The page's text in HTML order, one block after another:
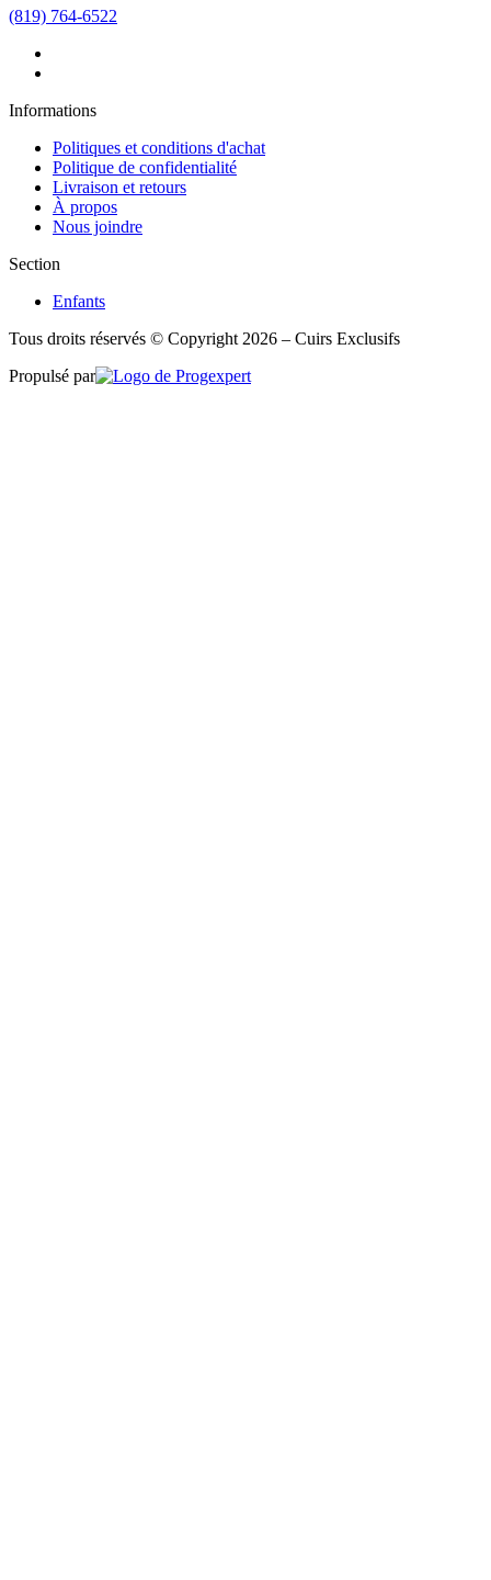
(819) 764-6522
Informations
Politiques et conditions d'achat
Politique de confidentialité
Livraison et retours
À propos
Nous joindre
Section
Enfants
Tous droits réservés © Copyright 2026 – Cuirs Exclusifs
Propulsé par